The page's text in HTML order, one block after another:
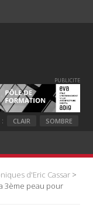
PUBLICITE
CLAIR SOMBRE
d'Eric Cassar >
3ème peau pour